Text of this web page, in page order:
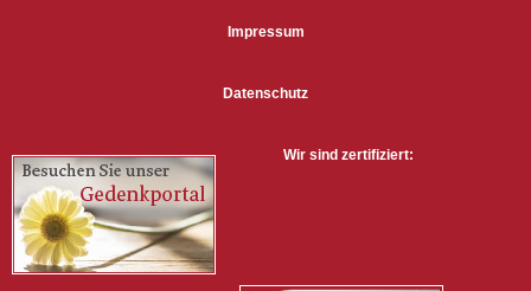
Impressum
Datenschutz
Wir sind zertifiziert: